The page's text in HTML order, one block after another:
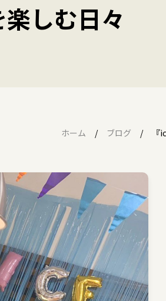
しむ日々
ホーム ブログ